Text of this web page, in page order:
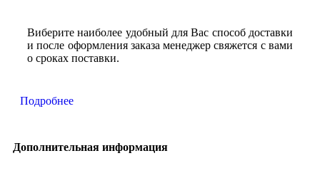
Виберите наиболее удобный для Вас способ доставки
и после оформления заказа менеджер свяжется с вами
о сроках поставки.
Подробнее
Дополнительная информация